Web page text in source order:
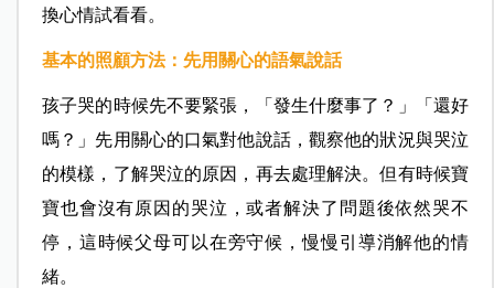
換心情試看看。
基本的照顧方法： 先用關心的語氣說話
孩子哭的時候先不要緊張，「發生什麼事了？」「還好
嗎？」先用關心的口氣對他說話，觀察他的狀況與哭泣
的模樣，了解哭泣的原因，再去處理解決。但有時候寶
寶也會沒有原因的哭泣，或者解決了問題後依然哭不
停，這時候父母可以在旁守候，慢慢引導消解他的情
緒。